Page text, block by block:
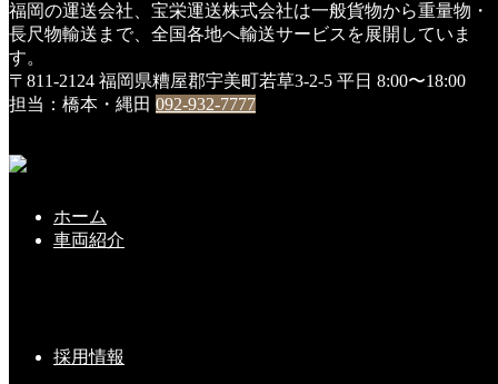
福岡の運送会社、宝栄運送株式会社は一般貨物から重量物・
長尺物輸送まで、全国各地へ輸送サービスを展開していま
す。
〒811-2124 福岡県糟屋郡宇美町若草3-2-5 平日 8:00〜18:00
担当：橋本・縄田 092-932-7777
ホーム
車両紹介
採用情報
HOME
14年
14年
2021年1月8日
こちらの記事もどうぞ